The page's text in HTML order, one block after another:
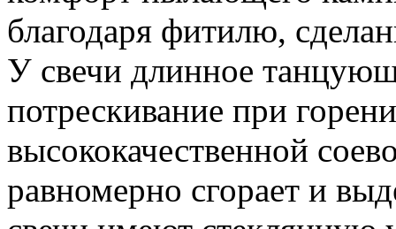
благодаря фитилю,
У свечи длинное
потрескивание при
высококачественной
равномерно сгорает и